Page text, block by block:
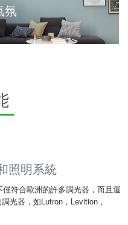
氛
照明系統
符合歐洲的許多調光器，而且還
光器，如Lutron，Levition，